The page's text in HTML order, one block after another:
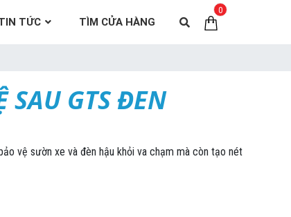
TỨC TÌM CỬA HÀNG
0
SAU GTS ĐEN
vệ sườn xe và đèn hậu khỏi va chạm mà còn tạo nét